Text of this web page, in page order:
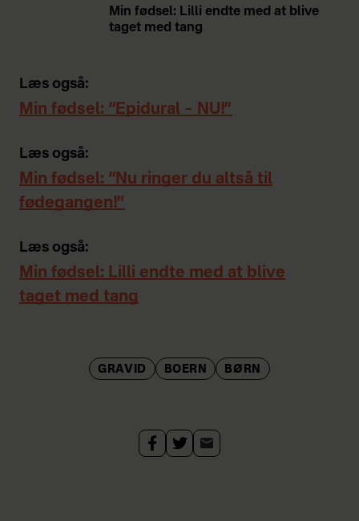
Min fødsel: Lilli endte med at blive
taget med tang
Læs også:
Min fødsel: “Epidural – NU!”
Læs også:
Min fødsel: “Nu ringer du altså til
fødegangen!”
Læs også:
Min fødsel: Lilli endte med at blive
taget med tang
GRAVID BOERN BØRN